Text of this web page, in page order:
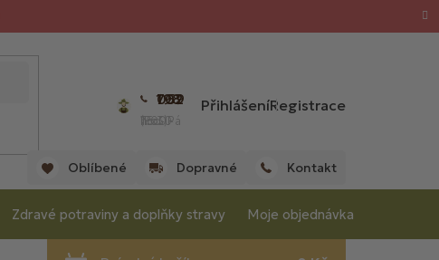
702 059 198
(Po - Pá 7:00 - 15:30 hod.)
PřihlášeníRegistrace
Oblíbené Dopravné Kontakt
Zdravé potraviny a doplňky stravy Moje objednávka